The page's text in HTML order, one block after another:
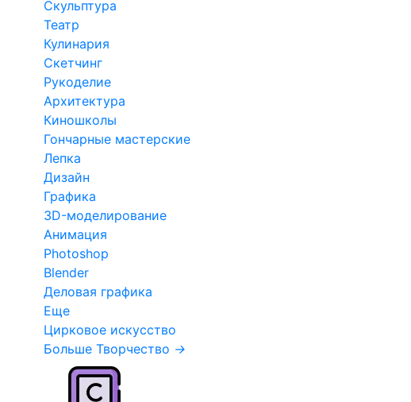
Скульптура
Театр
Кулинария
Скетчинг
Рукоделие
Архитектура
Киношколы
Гончарные мастерские
Лепка
Дизайн
Графика
3D-моделирование
Анимация
Photoshop
Blender
Деловая графика
Еще
Цирковое искусство
Больше Творчество →